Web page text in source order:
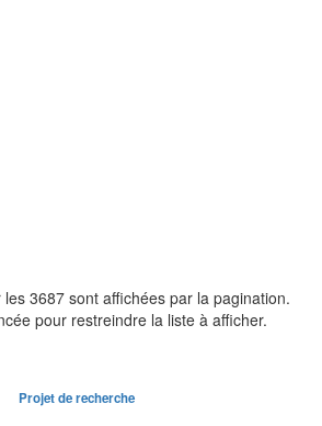
3687 sont affichées par la pagination.
pour restreindre la liste à afficher.
Projet de recherche